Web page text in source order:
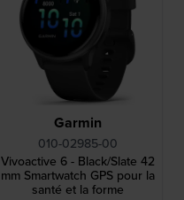
Garmin
010-02985-00
Vivoactive 6 - Black/Slate 42
mm Smartwatch GPS pour la
santé et la forme